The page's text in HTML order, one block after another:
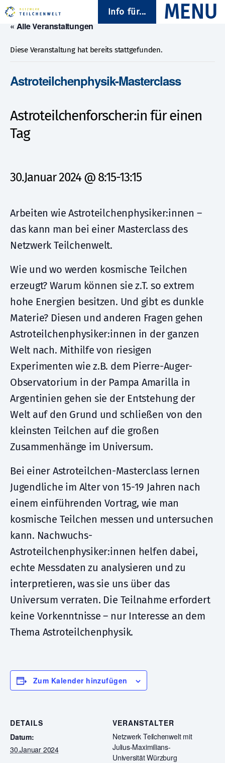
Info für...
« Alle Veranstaltungen
Diese Veranstaltung hat bereits stattgefunden.
Astroteilchenphysik-Masterclass
Astroteilchenforscher:in für einen
Tag
30.Januar 2024 @ 8:15-13:15
Arbeiten wie Astroteilchenphysiker:innen –
das kann man bei einer Masterclass des
Netzwerk Teilchenwelt.
Wie und wo werden kosmische Teilchen
erzeugt? Warum können sie z.T. so extrem
hohe Energien besitzen. Und gibt es dunkle
Materie? Diesen und anderen Fragen gehen
Astroteilchenphysiker:innen in der ganzen
Welt nach. Mithilfe von riesigen
Experimenten wie z.B. dem Pierre-Auger-
Observatorium in der Pampa Amarilla in
Argentinien gehen sie der Entstehung der
Welt auf den Grund und schließen von den
kleinsten Teilchen auf die großen
Zusammenhänge im Universum.
Bei einer Astroteilchen-Masterclass lernen
Jugendliche im Alter von 15-19 Jahren nach
einem einführenden Vortrag, wie man
kosmische Teilchen messen und untersuchen
kann. Nachwuchs-
Astroteilchenphysiker:innen helfen dabei,
echte Messdaten zu analysieren und zu
interpretieren, was sie uns über das
Universum verraten. Die Teilnahme erfordert
keine Vorkenntnisse – nur Interesse an dem
Thema Astroteilchenphysik.
Zum Kalender hinzufügen
DETAILS
Datum:
30.Januar 2024
VERANSTALTER
Netzwerk Teilchenwelt mit
Julius-Maximilians-
Universität Würzburg